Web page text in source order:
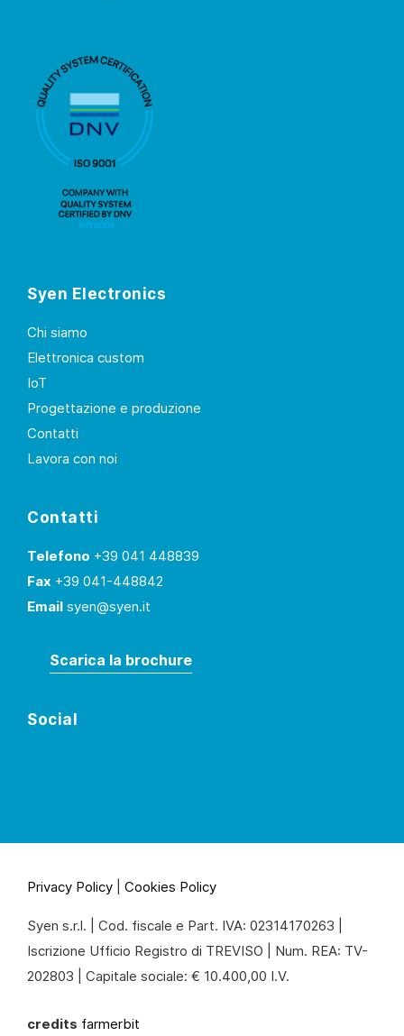
Syen Electronics
Chi siamo
Elettronica custom
IoT
Progettazione e produzione
Contatti
Lavora con noi
Contatti
Telefono +39 041 448839
Fax +39 041-448842
Emailsyen@syen.it
Scarica la brochure
Social
Privacy Policy Cookies Policy
Syen s.r.l. | Cod. fiscale e Part. IVA: 02314170263 |
Iscrizione Ufficio Registro di TREVISO | Num. REA: TV-
202803 | Capitale sociale: € 10.400,00 I.V.
credits farmerbit